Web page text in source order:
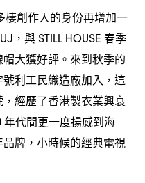
棲創作人的身份再增加一
， 與STILL HOUSE 春季
大獲好評。來到秋季的
利工⺠織造廠加入 ， 這
， 經歷了香港製衣業興衰
年代間更一度揚威到海
品牌 ， 小時候的經典電視